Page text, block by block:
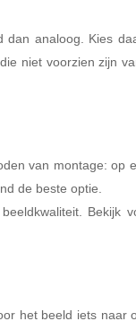
dan analoog. Kies
niet voorzien zijn
van montage: op
de beste optie.
Bekijk
het beeld iets naar